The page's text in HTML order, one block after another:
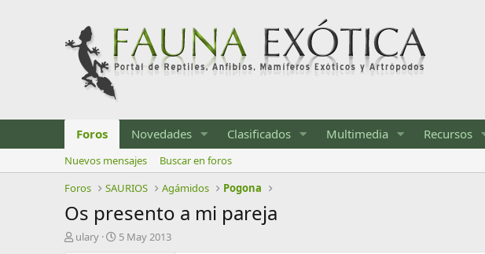
Foros Novedades Clasificados Multimedia Recursos
Nuevos mensajes
Buscar en foros
Foros
SAURIOS Agámidos Pogona
Os presento a mi pareja
Iulary
F
5 May 2013